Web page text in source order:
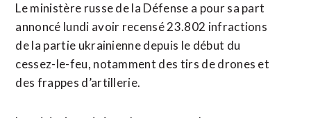
Le ministère russe de ​la Défense a pour sa part
annoncé lundi avoir recensé 23.802 infractions
de la partie ukrainienne depuis le début du
cessez-le-feu, notamment des tirs de drones et
des frappes d’artillerie.